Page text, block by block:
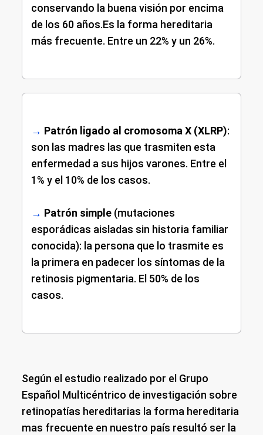
conservando la buena visión por encima
de los 60 años.Es la forma hereditaria
más frecuente. Entre un 22% y un 26%.
→ Patrón ligado al cromosoma X (XLRP):
son las madres las que trasmiten esta
enfermedad a sus hijos varones. Entre el
1% y el 10% de los casos.
→ Patrón simple (mutaciones
esporádicas aisladas sin historia familiar
conocida): la persona que lo trasmite es
la primera en padecer los síntomas de la
retinosis pigmentaria. El 50% de los
casos.
Según el estudio realizado por el Grupo
Español Multicéntrico de investigación sobre
retinopatías hereditarias la forma hereditaria
mas frecuente en nuestro país resultó ser la